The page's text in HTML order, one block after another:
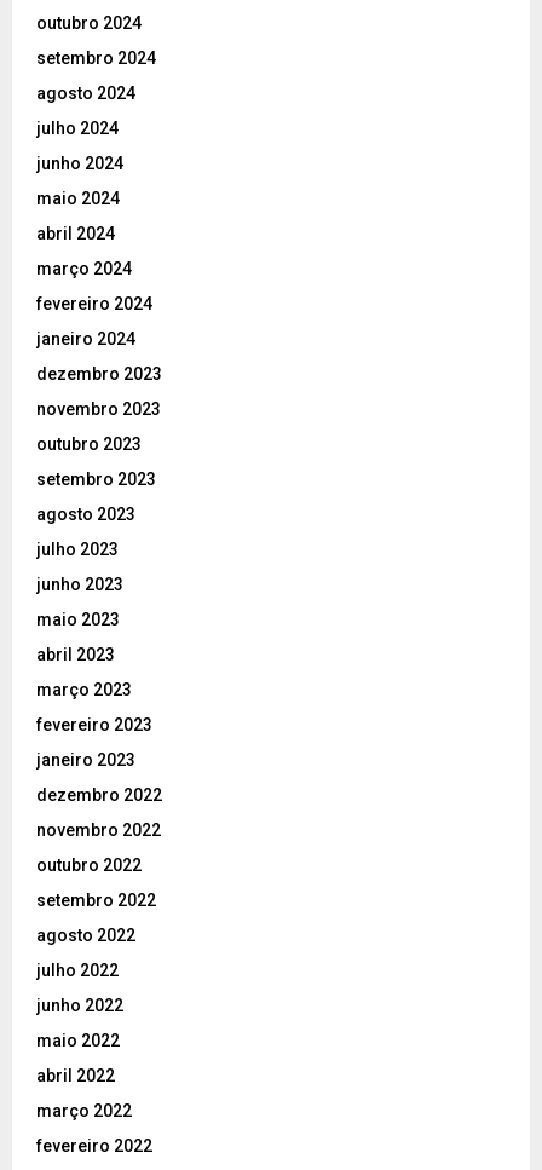
outubro 2024
setembro 2024
agosto 2024
julho 2024
junho 2024
maio 2024
abril 2024
março 2024
fevereiro 2024
janeiro 2024
dezembro 2023
novembro 2023
outubro 2023
setembro 2023
agosto 2023
julho 2023
junho 2023
maio 2023
abril 2023
março 2023
fevereiro 2023
janeiro 2023
dezembro 2022
novembro 2022
outubro 2022
setembro 2022
agosto 2022
julho 2022
junho 2022
maio 2022
abril 2022
março 2022
fevereiro 2022